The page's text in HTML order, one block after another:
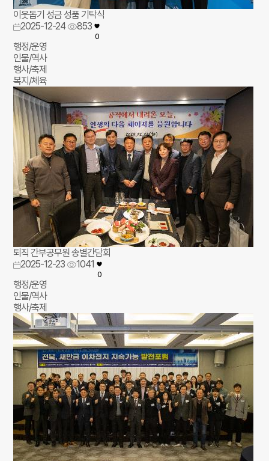
이웃돕기 성금 성품 기탁식
2025-12-24
853
0
행정/운영
인물/역사
행사/축제
복지/체육
퇴직 간부공무원 송별간담회
2025-12-23
1041
0
행정/운영
인물/역사
행사/축제